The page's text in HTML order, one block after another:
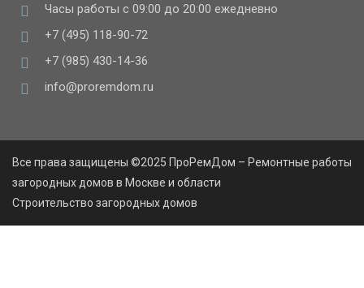
Часы работы с 09:00 до 20:00 ежедневно
+7 (495) 118-90-72
+7 (985) 430-14-36
info@proremdom.ru
Все права защищены ©2025 ПроРемДом – Ремонтные работы
загородных домов в Москве и области
Строительство загородных домов